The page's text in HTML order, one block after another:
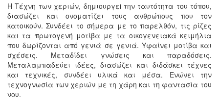
Η Τέχνη των χεριών, δημιουργεi την ταυτότητα του τόπου,
διασώζει και ονοματίζει τους ανθρώπους που τον
κατοικούν. Συνδέει το σήμερα με το παρελθόν, τις ρίζες
και τα πρωτογενή μοτίβα με τα οικογενειακά κειμήλια
που δωρίζονται από γενιά σε γενιά. Υφαίνει μοτίβα και
σχέσεις. Μεταδίδει γνώσεις και παραδόσεις.
Μεταλαμπαδεύει ιδέες, διασώζει και διδάσκει τέχνες
και τεχνικές, συνδέει υλικά και μέσα. Ενώνει την
τεχνογνωσία των χεριών με τη χάρη και τη φαντασία του
νου.